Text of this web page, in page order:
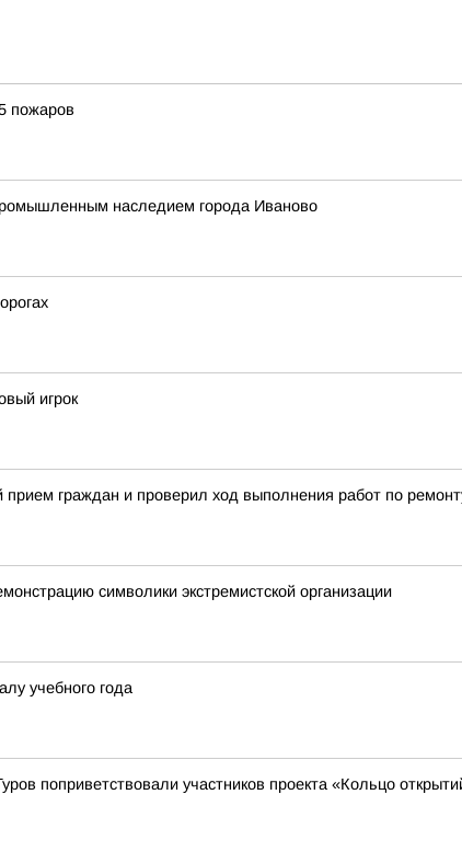
пожаров
наследием города Иваново
игрок
прием граждан и проверил ход выполнения работ по
символики экстремистской организации
учебного года
поприветствовали участников проекта «Кольцо